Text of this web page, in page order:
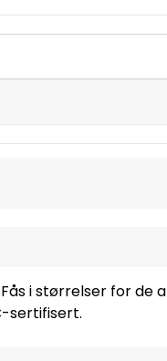
i størrelser for de
sertifisert.